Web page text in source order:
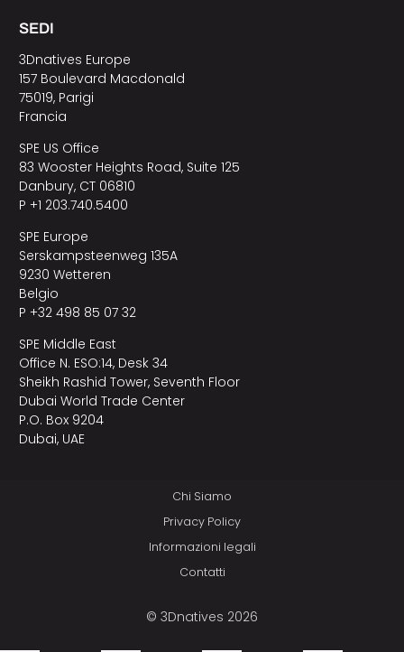
SEDI
3Dnatives Europe
157 Boulevard Macdonald
75019, Parigi
Francia
SPE US Office
83 Wooster Heights Road, Suite 125
Danbury, CT 06810
P +1 203.740.5400
SPE Europe
Serskampsteenweg 135A
9230 Wetteren
Belgio
P +32 498 85 07 32
SPE Middle East
Office N. ESO:14, Desk 34
Sheikh Rashid Tower, Seventh Floor
Dubai World Trade Center
P.O. Box 9204
Dubai, UAE
Chi Siamo
Privacy Policy
Informazioni legali
Contatti
© 3Dnatives 2026